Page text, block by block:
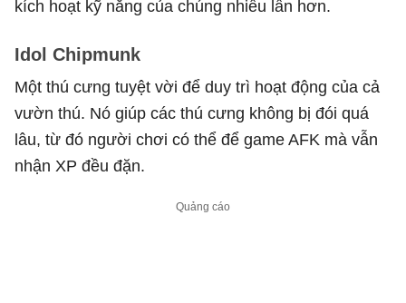
kích hoạt kỹ năng của chúng nhiều lần hơn.
Idol Chipmunk
Một thú cưng tuyệt vời để duy trì hoạt động của cả
vườn thú. Nó giúp các thú cưng không bị đói quá
lâu, từ đó người chơi có thể để game AFK mà vẫn
nhận XP đều đặn.